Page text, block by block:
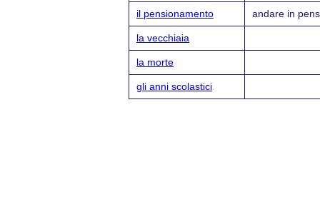
il pensionamento andare in
la vecchiaia
la morte
gli anni scolastici